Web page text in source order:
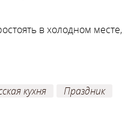
кухня Праздник
в холодном месте,